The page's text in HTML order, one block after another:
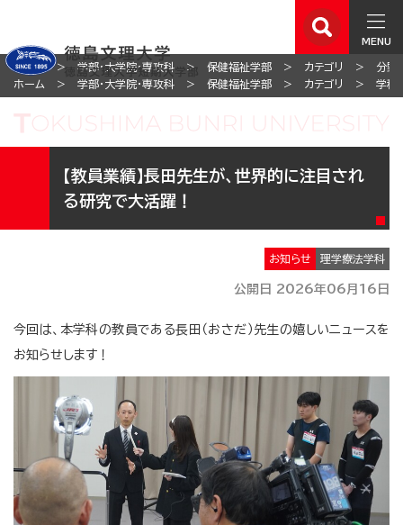
MENU
ホーム 学部・大学院・専攻科 保健福祉学部 カテゴリ
分野
ホーム
学部・大学院・専攻科 保健福祉学部 カテゴリ 学科
【教員業績】長田先生が、世界的に注目され
る研究で大活躍！
お知らせ 理学療法学科
公開日 2026年06月16日
今回は、本学科の教員である長田（おさだ）先生の嬉しいニュースを
お知らせします！